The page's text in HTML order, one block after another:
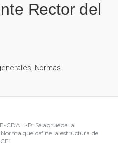
Rector del
, Normas
CDAH-P: Se aprueba la
que define la estructura de